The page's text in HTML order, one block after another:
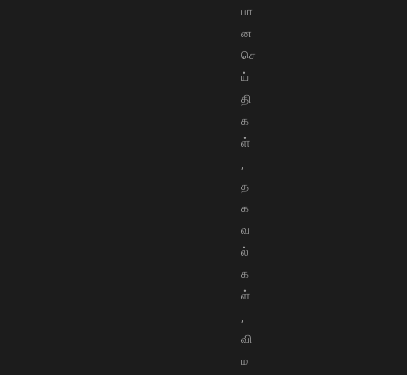
பா
ன
செ
ய்
தி
க
ள்
,
த
க
வ
ல்
க
ள்
,
வி
ம